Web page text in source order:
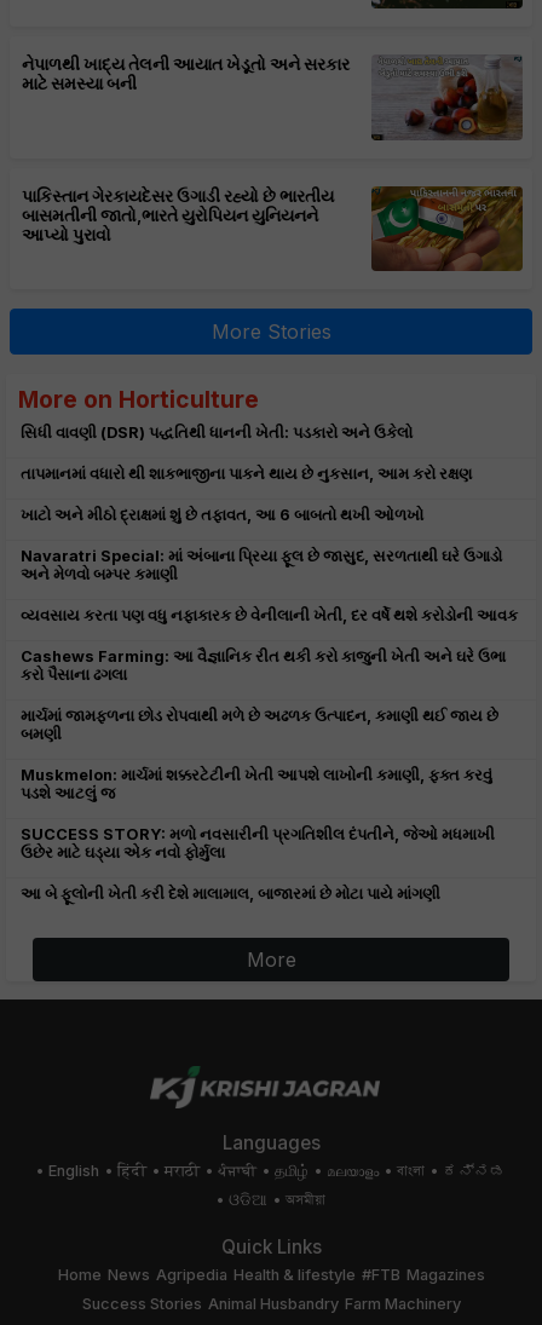
નેપાળથી ખાદ્ય તેલની આયાત ખેડૂતો અને સરકાર
માટે સમસ્યા બની
પાકિસ્તાન ગેરકાયદેસર ઉગાડી રહ્યો છે ભારતીય
બાસમતીની જાતો,ભારતે યુરોપિયન યુનિયનને
આપ્યો પુરાવો
More Stories
More on Horticulture
સિધી વાવણી (DSR) પદ્ધતિથી ધાનની ખેતી: પડકારો અને ઉકેલો
તાપમાનમાં વધારો થી શાકભાજીના પાકને થાય છે નુકસાન, આમ કરો રક્ષણ
ખાટો અને મીઠો દ્રાક્ષમાં શું છે તફાવત, આ 6 બાબતો થખી ઓળખો
Navaratri Special: માં અંબાના પ્રિયા ફૂલ છે જાસુદ, સરળતાથી ઘરે ઉગાડો
અને મેળવો બમ્પર કમાણી
વ્યવસાય કરતા પણ વધુ નફાકારક છે વેનીલાની ખેતી, દર વર્ષે થશે કરોડોની આવક
Cashews Farming: આ વૈજ્ઞાનિક રીત થકી કરો કાજુની ખેતી અને ઘરે ઉભા
કરો પૈસાના ઢગલા
માર્ચમાં જામફળના છોડ રોપવાથી મળે છે અઢળક ઉત્પાદન, કમાણી થઈ જાય છે
બમણી
Muskmelon: માર્ચમાં શક્કરટેટીની ખેતી આપશે લાખોની કમાણી, ફક્ત કરવું
પડશે આટલું જ
SUCCESS STORY: મળો નવસારીની પ્રગતિશીલ દંપતીને, જેઓ મધમાખી
ઉછેર માટે ઘડ્યા એક નવો ફોર્મુલા
આ બે ફૂલોની ખેતી કરી દેશે માલામાલ, બાજારમાં છે મોટા પાયે માંગણી
More
Languages
English हिंदी मराठी ਪੰਜਾਬੀ தமிழ் മലയാളം বাংলা
ಕನ್ನಡ
ଓଡିଆ
অসমীয়া
Quick Links
Home News Agripedia Health & lifestyle #FTB Magazines
Success Stories Animal Husbandry Farm Machinery